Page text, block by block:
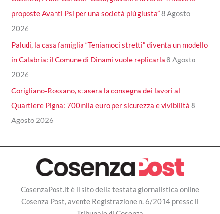
proposte Avanti Psi per una società più giusta”8 Agosto
2026
Paludi, la casa famiglia “Teniamoci stretti” diventa un modello
in Calabria: il Comune di Dinami vuole replicarla 8 Agosto
2026
Corigliano-Rossano, stasera la consegna dei lavori al
Quartiere Pigna: 700mila euro per sicurezza e vivibilità 8
Agosto 2026
CosenzaPost.it è il sito della testata giornalistica online
Cosenza Post, avente Registrazione n. 6/2014 presso il